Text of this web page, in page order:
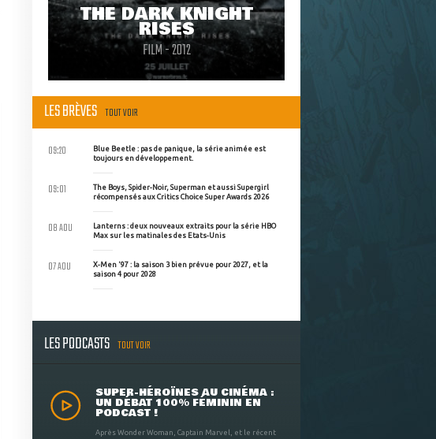
THE DARK KNIGHT
RISES
FILM - 2012
LES BRÈVES TOUT VOIR
Blue Beetle : pas de panique, la série animée est
toujours en développement.
09:20
The Boys, Spider-Noir, Superman et aussi Supergirl
récompensés aux Critics Choice Super Awards 2026
09:01
Lanterns : deux nouveaux extraits pour la série HBO
Max sur les matinales des Etats-Unis
08 AOU
X-Men '97 : la saison 3 bien prévue pour 2027, et la
saison 4 pour 2028
07 AOU
LES PODCASTS TOUT VOIR
SUPER-HÉROÏNES AU CINÉMA :
UN DÉBAT 100% FÉMININ EN
PODCAST !
Après Wonder Woman, Captain Marvel, et le récent